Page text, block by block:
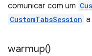
comunicar com um
CustomTabsSession
warmup()